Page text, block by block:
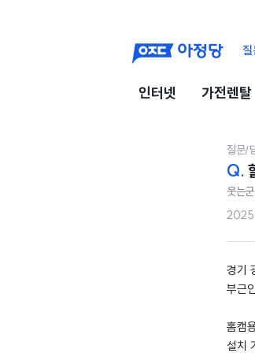
인터넷 가전렌탈
질문/
Q.
웃는군
경기
부근
홈캠
설치